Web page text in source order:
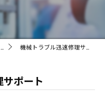
機械トラブル迅速修理サポート
ポート